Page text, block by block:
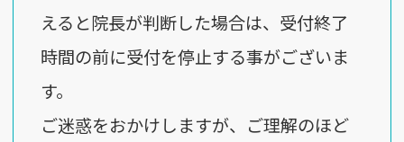
えると院長が判断した場合は、受付終了
時間の前に受付を停止する事がございま
す。
ご迷惑をおかけしますが、ご理解のほど